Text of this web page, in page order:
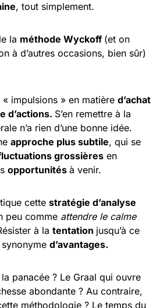
, tout simplement.
la méthode Wyckoff (et on
à d’autres occasions, bien sûr)
impulsions » en matière d’achat
d’actions. S’en remettre à la
n’a rien d’une bonne idée.
approche plus subtile, qui se
grossières en
opportunités à venir.
cette stratégie d’analyse
peu comme attendre le calme
à la tentation jusqu’à ce
d’avantages.
panacée ? Le Graal qui ouvre
abondante ? Au contraire,
méthodologie ? Le temps du